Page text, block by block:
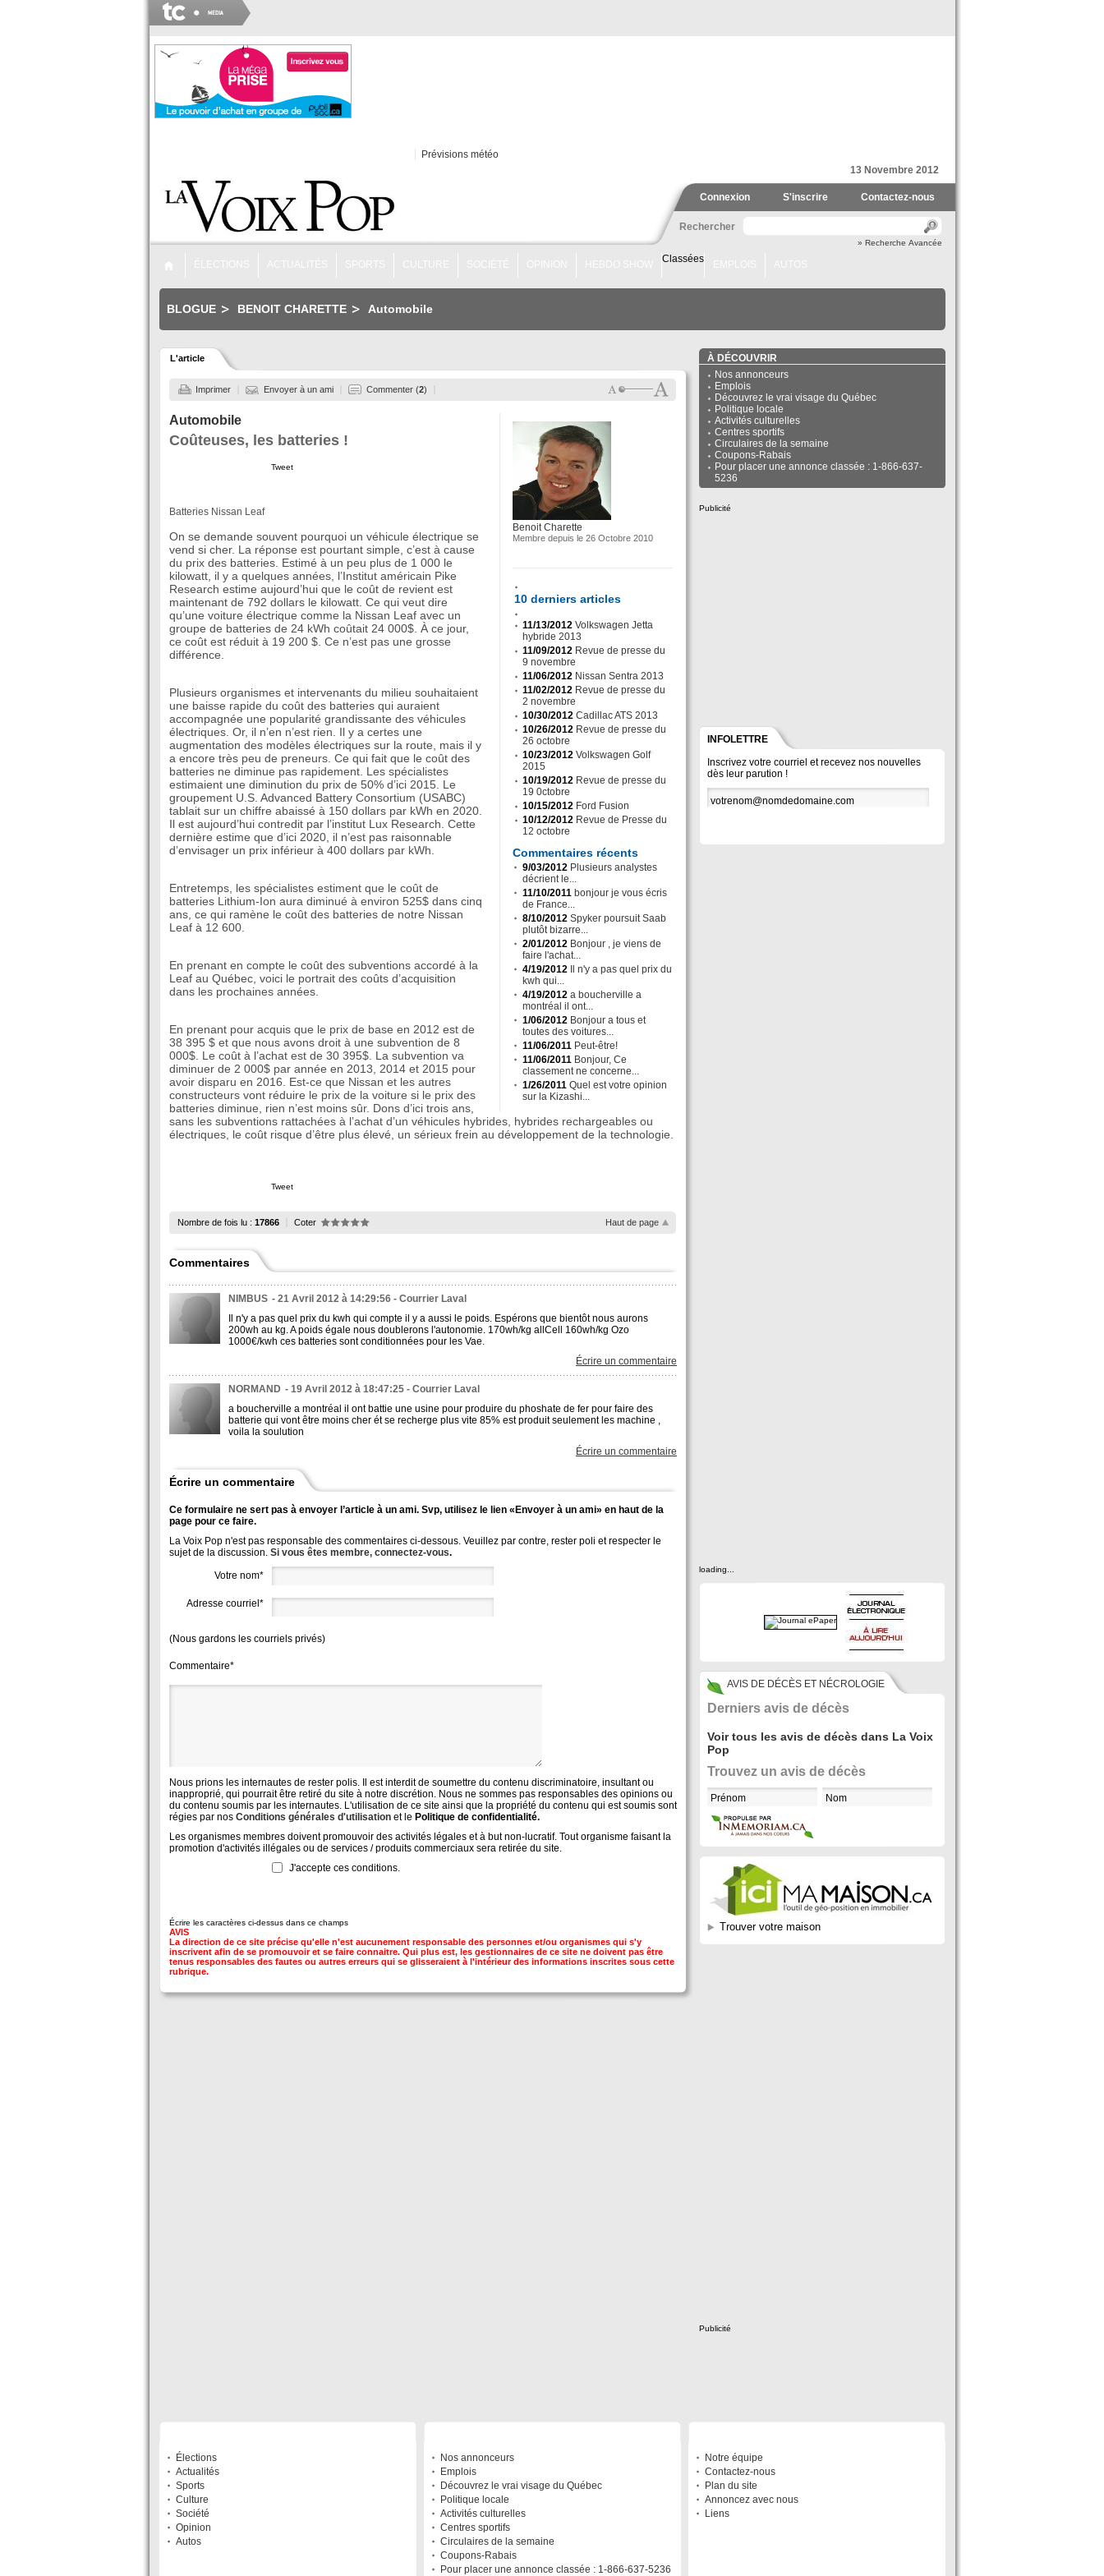
13 Novembre 2012
Prévisions météo
Connexion S'inscrire Contactez-nous
Rechercher
» Recherche Avancée
Classées
BLOGUE BENOIT CHARETTE Automobile
L'article
Imprimer Envoyer à un ami Commenter (2)
Benoit Charette
Membre depuis le 26 Octobre 2010
10 derniers articles
11/13/2012 Volkswagen Jetta
hybride 2013
11/09/2012 Revue de presse du
9 novembre
11/06/2012 Nissan Sentra 2013
11/02/2012 Revue de presse du
2 novembre
10/30/2012 Cadillac ATS 2013
10/26/2012 Revue de presse du
26 octobre
10/23/2012 Volkswagen Golf
2015
10/19/2012 Revue de presse du
19 0ctobre
10/15/2012 Ford Fusion
10/12/2012 Revue de Presse du
12 octobre
Commentaires récents
9/03/2012 Plusieurs analystes
décrient le...
11/10/2011 bonjour je vous écris
de France...
8/10/2012 Spyker poursuit Saab
plutôt bizarre...
2/01/2012 Bonjour , je viens de
faire l'achat...
4/19/2012
Il n'y a pas quel prix du
kwh qui...
4/19/2012 a boucherville a
montréal il ont...
1/06/2012 Bonjour a tous et
toutes des voitures...
11/06/2011 Peut-être!
11/06/2011 Bonjour, Ce
classement ne concerne...
1/26/2011 Quel est votre opinion
sur la Kizashi...
Automobile
Coûteuses, les batteries !
Tweet
Batteries Nissan Leaf
On se demande souvent pourquoi un véhicule électrique se
vend si cher. La réponse est pourtant simple, c’est à cause
du prix des batteries. Estimé à un peu plus de 1 000 le
kilowatt, il y a quelques années, l’Institut américain Pike
Research estime aujourd’hui que le coût de revient est
maintenant de 792 dollars le kilowatt. Ce qui veut dire
qu’une voiture électrique comme la Nissan Leaf avec un
groupe de batteries de 24 kWh coûtait 24 000$. À ce jour,
ce coût est réduit à 19 200 $. Ce n’est pas une grosse
différence.
Plusieurs organismes et intervenants du milieu souhaitaient
une baisse rapide du coût des batteries qui auraient
accompagnée une popularité grandissante des véhicules
électriques. Or, il n’en n’est rien. Il y a certes une
augmentation des modèles électriques sur la route, mais il y
a encore très peu de preneurs. Ce qui fait que le coût des
batteries ne diminue pas rapidement. Les spécialistes
estimaient une diminution du prix de 50% d’ici 2015. Le
groupement U.S. Advanced Battery Consortium (USABC)
tablait sur un chiffre abaissé à 150 dollars par kWh en 2020.
Il est aujourd’hui contredit par l’institut Lux Research. Cette
dernière estime que d’ici 2020, il n’est pas raisonnable
d’envisager un prix inférieur à 400 dollars par kWh.
Entretemps, les spécialistes estiment que le coût de
batteries Lithium-Ion aura diminué à environ 525$ dans cinq
ans, ce qui ramène le coût des batteries de notre Nissan
Leaf à 12 600.
En prenant en compte le coût des subventions accordé à la
Leaf au Québec, voici le portrait des coûts d’acquisition
dans les prochaines années.
En prenant pour acquis que le prix de base en 2012 est de
38 395 $ et que nous avons droit à une subvention de 8
000$. Le coût à l’achat est de 30 395$. La subvention va
diminuer de 2 000$ par année en 2013, 2014 et 2015 pour
avoir disparu en 2016. Est-ce que Nissan et les autres
constructeurs vont réduire le prix de la voiture si le prix des
batteries diminue, rien n’est moins sûr. Dons d’ici trois ans,
sans les subventions rattachées à l’achat d’un véhicules hybrides, hybrides rechargeables ou
électriques, le coût risque d’être plus élevé, un sérieux frein au développement de la technologie.
Tweet
Nombre de fois lu : 17866 Coter Haut de page
Commentaires
NIMBUS - 21 Avril 2012 à 14:29:56 - Courrier Laval
Il n'y a pas quel prix du kwh qui compte il y a aussi le poids. Espérons que bientôt nous aurons
200wh au kg. A poids égale nous doublerons l'autonomie. 170wh/kg allCell 160wh/kg Ozo
1000€/kwh ces batteries sont conditionnées pour les Vae.
Écrire un commentaire
NORMAND - 19 Avril 2012 à 18:47:25 - Courrier Laval
a boucherville a montréal il ont battie une usine pour produire du phoshate de fer pour faire des
batterie qui vont être moins cher ét se recherge plus vite 85% est produit seulement les machine ,
voila la soulution
Écrire un commentaire
Écrire un commentaire
Ce formulaire ne sert pas à envoyer l’article à un ami. Svp, utilisez le lien «Envoyer à un ami» en haut de la
page pour ce faire.
La Voix Pop n'est pas responsable des commentaires ci-dessous. Veuillez par contre, rester poli et respecter le
sujet de la discussion. Si vous êtes membre, connectez-vous.
Votre nom*
Adresse courriel*
(Nous gardons les courriels privés)
Commentaire*
Nous prions les internautes de rester polis. Il est interdit de soumettre du contenu discriminatoire, insultant ou
inapproprié, qui pourrait être retiré du site à notre discrétion. Nous ne sommes pas responsables des opinions ou
du contenu soumis par les internautes. L'utilisation de ce site ainsi que la propriété du contenu qui est soumis sont
régies par nos Conditions générales d'utilisation et le Politique de confidentialité.
Les organismes membres doivent promouvoir des activités légales et à but non-lucratif. Tout organisme faisant la
promotion d'activités illégales ou de services / produits commerciaux sera retirée du site.
J'accepte ces conditions.
Écrire les caractères ci-dessus dans ce champs
AVIS
La direction de ce site précise qu'elle n'est aucunement responsable des personnes et/ou organismes qui s'y
inscrivent afin de se promouvoir et se faire connaitre. Qui plus est, les gestionnaires de ce site ne doivent pas être
tenus responsables des fautes ou autres erreurs qui se glisseraient à l'intérieur des informations inscrites sous cette
rubrique.
À DÉCOUVRIR
Nos annonceurs
Emplois
Découvrez le vrai visage du Québec
Politique locale
Activités culturelles
Centres sportifs
Circulaires de la semaine
Coupons-Rabais
Pour placer une annonce classée : 1-866-637-
5236
Publicité
INFOLETTRE
Inscrivez votre courriel et recevez nos nouvelles
dès leur parution !
loading...
AVIS DE DÉCÈS ET NÉCROLOGIE
Derniers avis de décès
Voir tous les avis de décès dans La Voix
Pop
Trouvez un avis de décès
Trouver votre maison
Publicité
Élections
Actualités
Sports
Culture
Société
Opinion
Autos
Nos annonceurs
Emplois
Découvrez le vrai visage du Québec
Politique locale
Activités culturelles
Centres sportifs
Circulaires de la semaine
Coupons-Rabais
Pour placer une annonce classée : 1-866-637-5236
Notre équipe
Contactez-nous
Plan du site
Annoncez avec nous
Liens